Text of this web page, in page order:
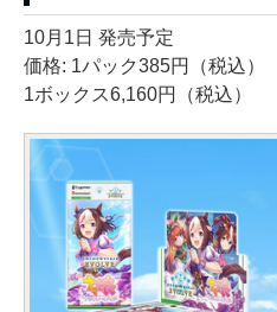
10月1日 発売予定
価格: 1パック385円（税込）
1ボックス6,160円（税込）